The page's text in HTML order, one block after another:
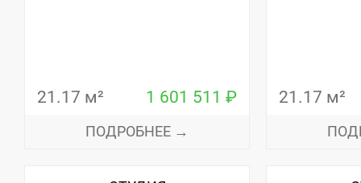
21.17 м² 1 601 511 ₽
ПОДРОБНЕЕ →
21.17 м²